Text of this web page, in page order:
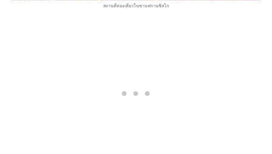
สถานที่ท่องเที่ยวในซานฟรานซิสโก